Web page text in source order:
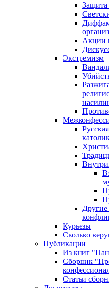
Защита
Акции
Экстремизм
Другие
Курьезы
Сколько
Публикации
Из книг
Сборник
Статьи